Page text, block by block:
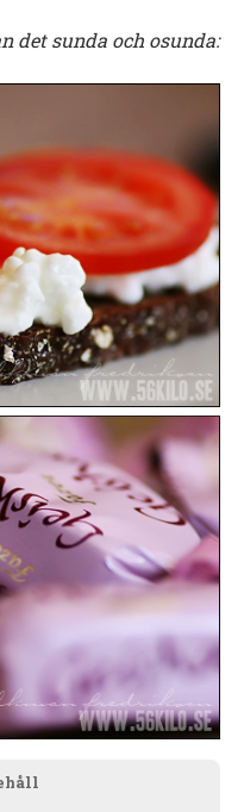
det sunda och osunda: